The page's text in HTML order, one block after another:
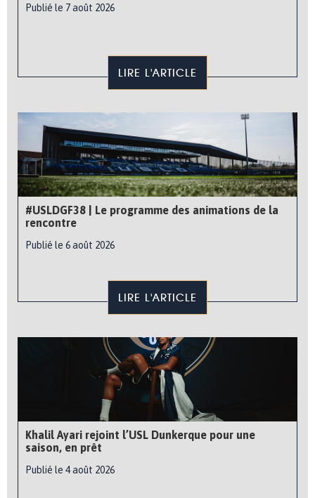
Publié le 7 août 2026
LIRE L'ARTICLE
#USLDGF38 | Le programme des animations de la
rencontre
Publié le 6 août 2026
LIRE L'ARTICLE
Khalil Ayari rejoint l’USL Dunkerque pour une
saison, en prêt
Publié le 4 août 2026